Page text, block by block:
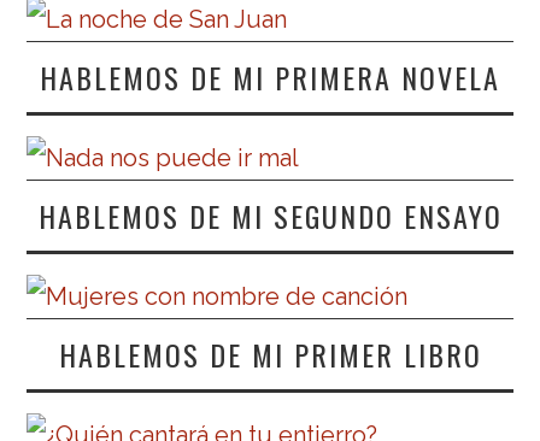
HABLEMOS DE MI PRIMERA NOVELA
HABLEMOS DE MI SEGUNDO ENSAYO
HABLEMOS DE MI PRIMER LIBRO